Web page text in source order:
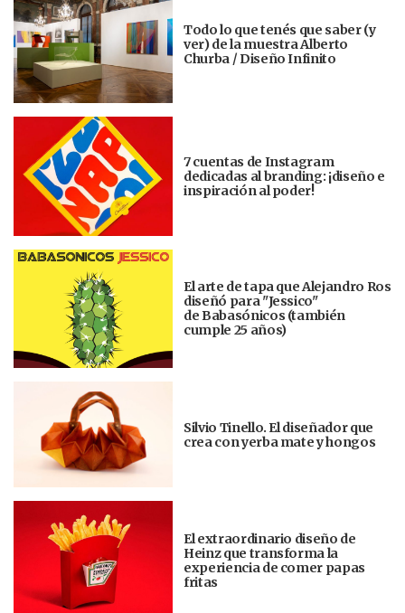
Todo lo que tenés que saber (y
ver) de la muestra Alberto
Churba / Diseño Infinito
7 cuentas de Instagram
dedicadas al branding: ¡diseño e
inspiración al poder!
El arte de tapa que Alejandro Ros
diseñó para "Jessico"
de Babasónicos (también
cumple 25 años)
Silvio Tinello. El diseñador que
crea con yerba mate y hongos
El extraordinario diseño de
Heinz que transforma la
experiencia de comer papas
fritas